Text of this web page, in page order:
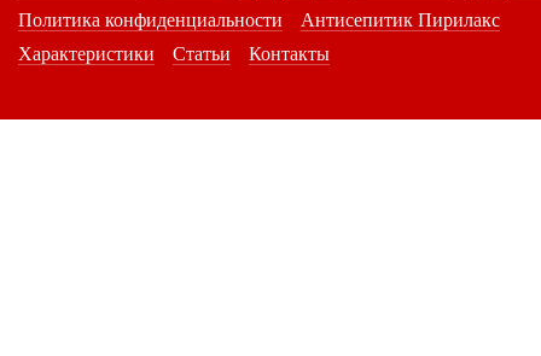
Политика конфиденциальности
Антисепитик Пирилакс
Характеристики
Статьи Контакты